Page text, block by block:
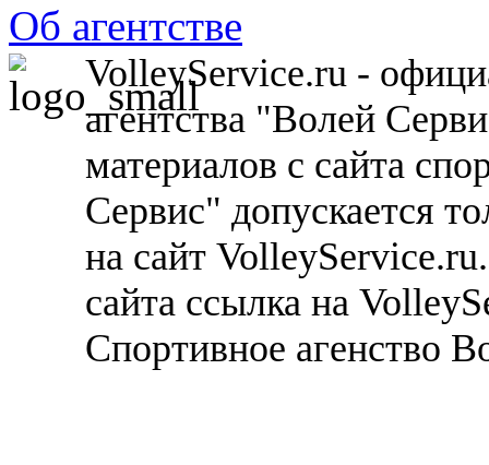
Об агентстве
VolleyService.ru -
агентства "Волей
материалов с сайта
Сервис" допускается
на сайт
сайта ссылка на
Спортивное агенство